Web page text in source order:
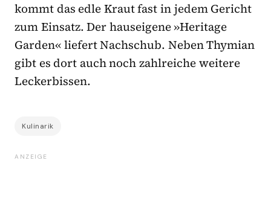
kommt das edle Kraut fast in jedem Gericht
zum Einsatz. Der hauseigene »Heritage
Garden« liefert Nachschub. Neben Thymian
gibt es dort auch noch zahlreiche weitere
Leckerbissen.
Kulinarik
ANZEIGE